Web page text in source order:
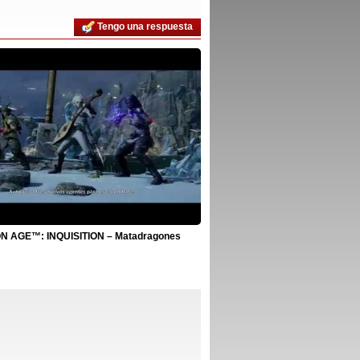
Tengo una respuesta
AGE™: INQUISITION – Matadragones